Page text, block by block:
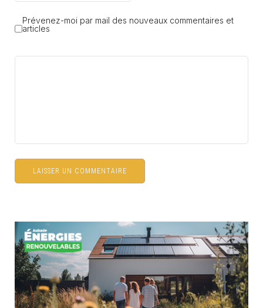
Prévenez-moi par mail des nouveaux commentaires et
articles